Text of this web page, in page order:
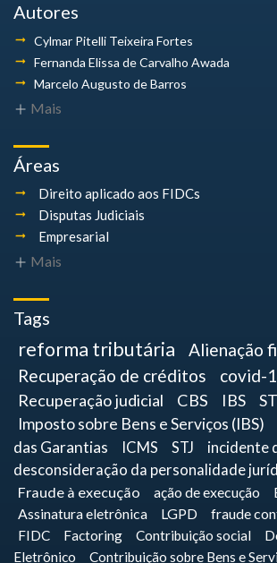
Autores
Cylmar Pitelli Teixeira Fortes
Fernanda Elissa de Carvalho Awada
Marcelo Augusto de Barros
Mais
Áreas
Direito aplicado aos FIDCs
Disputas Judiciais
Empresarial
Mais
Tags
reforma tributária
Alienação
Recuperação de créditos
covid-
Recuperação judicial CBS IBS
Imposto sobre Bens e Serviços (IBS)
das Garantias
ICMS STJ
incidente
desconsideração da personalidade
Fraude à execução
ação de execução
Assinatura eletrônica
LGPD fraude
FIDC Factoring Contribuição social
Eletrônico
Contribuição sobre Bens e